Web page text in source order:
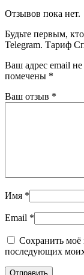
Отзывов пока нет.
Будьте первым,
Telegram. Тариф
Ваш адрес email не
помечены *
Ваш отзыв *
Имя *
Email *
Сохранить моё
последующих